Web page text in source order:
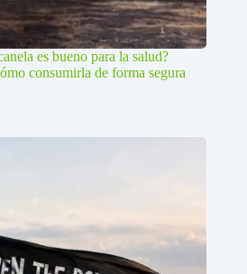
es bueno para la salud?
consumirla de forma segura